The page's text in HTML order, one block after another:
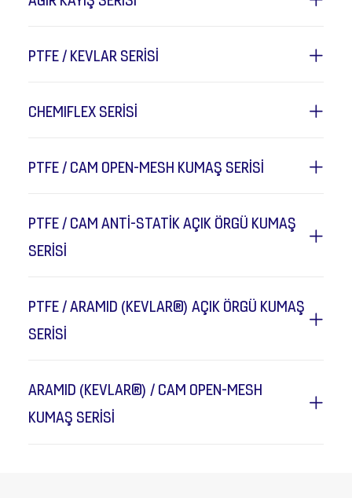
PTFE / KEVLAR SERİSİ
CHEMIFLEX SERİSİ
PTFE / CAM OPEN-MESH KUMAŞ SERİSİ
PTFE / CAM ANTİ-STATİK AÇIK ÖRGÜ KUMAŞ
SERİSİ
PTFE / ARAMID (KEVLAR®) AÇIK ÖRGÜ KUMAŞ
SERİSİ
ARAMID (KEVLAR®) / CAM OPEN-MESH
KUMAŞ SERİSİ